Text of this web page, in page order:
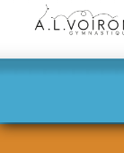
Panneau de